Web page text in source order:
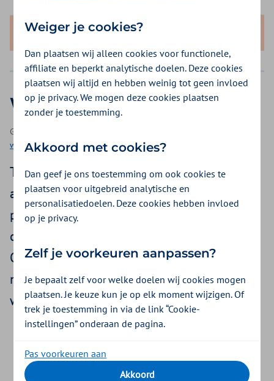
Weer verbinding maken
Geplaatst op 22 augustus 2022 | Een webinar als onderdeel van
webinars| 50 minuten kijken
Thuiswerken voor de een plezierig voor de
ander een ramp. Wat kan jij als HR
professional of leidinggevende eraan doen
om jouw collega’s er weer bij te trekken?
Onno Hamburger en Frederique Maring
namen ons mee in de wereld van
werkgeluk, de Big Five en thuiswerken.
Weiger je cookies?
Dan plaatsen wij alleen cookies voor functionele,
affiliate en beperkt analytische doelen. Deze cookies
plaatsen wij altijd en hebben weinig tot geen invloed
op je privacy. We mogen deze cookies plaatsen
zonder je toestemming.
Akkoord met cookies?
Dan geef je ons toestemming om ook cookies te
plaatsen voor uitgebreid analytische en
personalisatiedoelen. Deze cookies hebben invloed
op je privacy.
Zelf je voorkeuren aanpassen?
Je bepaalt zelf voor welke doelen wij cookies mogen
plaatsen. Je keuze kun je op elk moment wijzigen. Of
trek je toestemming in via de link “Cookie-
instellingen” onderaan de pagina.
Pas voorkeuren aan
Akkoord